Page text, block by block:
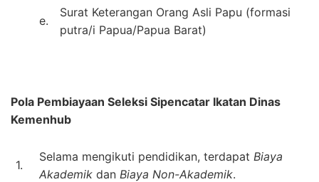
e.
Surat Keterangan Orang Asli Papu (formasi
putra/i Papua/Papua Barat)
Pola Pembiayaan Seleksi Sipencatar Ikatan Dinas
Kemenhub
1.
Selama mengikuti pendidikan, terdapat Biaya
Akademik dan Biaya Non-Akademik.